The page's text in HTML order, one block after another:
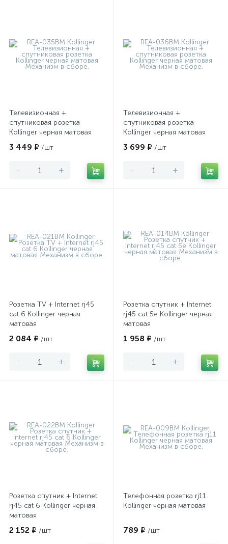
Телевизионная +
спутниковая розетка
Kollinger черная матовая
3 449 ₽ /шт
- +
Телевизионная +
спутниковая розетка
Kollinger черная матовая
3 699 ₽ /шт
- +
Розетка TV + Internet rj45
cat 6 Kollinger черная
матовая
2 084 ₽ /шт
- +
Розетка спутник + Internet
rj45 cat 5e Kollinger черная
матовая
1 958 ₽ /шт
- +
Розетка спутник + Internet
rj45 cat 6 Kollinger черная
матовая
2 152 ₽ /шт
Телефонная розетка rj11
Kollinger черная матовая
789 ₽ /шт